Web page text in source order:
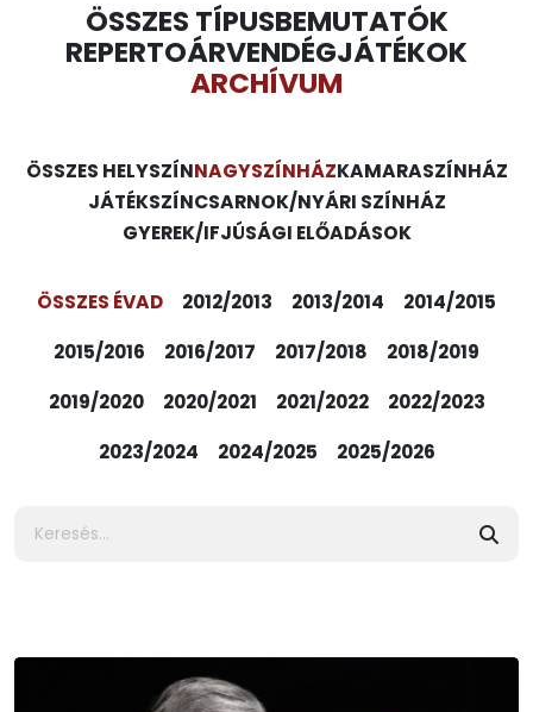
ÖSSZES TÍPUSBEMUTATÓK
REPERTOÁRVENDÉGJÁTÉKOK
ARCHÍVUM
ÖSSZES HELYSZÍNNAGYSZÍNHÁZKAMARASZÍNHÁZ
JÁTÉKSZÍNCSARNOK/NYÁRI SZÍNHÁZ
GYEREK/IFJÚSÁGI ELŐADÁSOK
ÖSSZES ÉVAD 2012/2013 2013/2014
2014/2015
2015/2016
2016/2017 2017/2018
2018/2019
2019/2020
2020/2021 2021/2022
2022/2023
2023/2024
2024/2025 2025/2026